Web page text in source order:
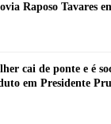
Raposo Tavares
cai de ponte e é
em Presidente